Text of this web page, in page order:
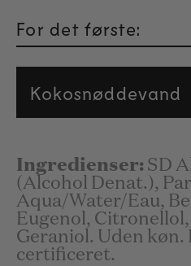
For det første:
Kokosnøddevand
Ingredienser: SD
(Alcohol Denat.),
Aqua/Water/Eau,
Eugenol,
Geraniol. Uden køn.
certificeret.